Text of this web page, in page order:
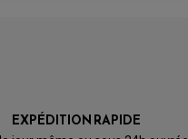
EXPÉDITION RAPIDE